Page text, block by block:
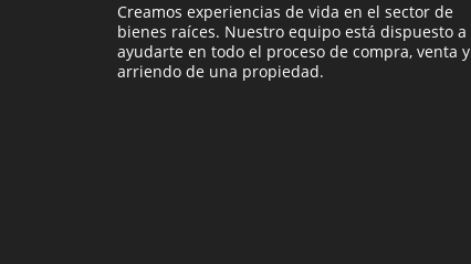
Creamos experiencias de vida en el sector de
bienes raíces. Nuestro equipo está dispuesto a
ayudarte en todo el proceso de compra, venta y
arriendo de una propiedad.